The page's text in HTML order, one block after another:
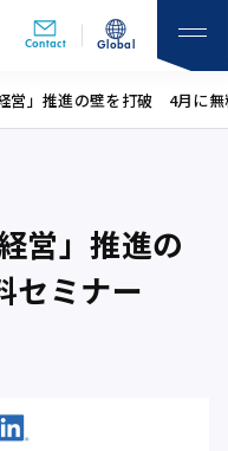
Contact Global
営」推進の壁を打破 4月に
営」推進の
ミナー